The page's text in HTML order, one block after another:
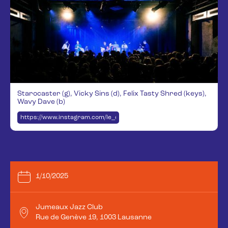
Starocaster (g), Vicky Sins (d), Felix Tasty Shred (keys),
Wavy Dave (b)
https://www.instagram.com/le_chic_astral/
1/10/2025
Jumeaux Jazz Club
Rue de Genève 19, 1003 Lausanne